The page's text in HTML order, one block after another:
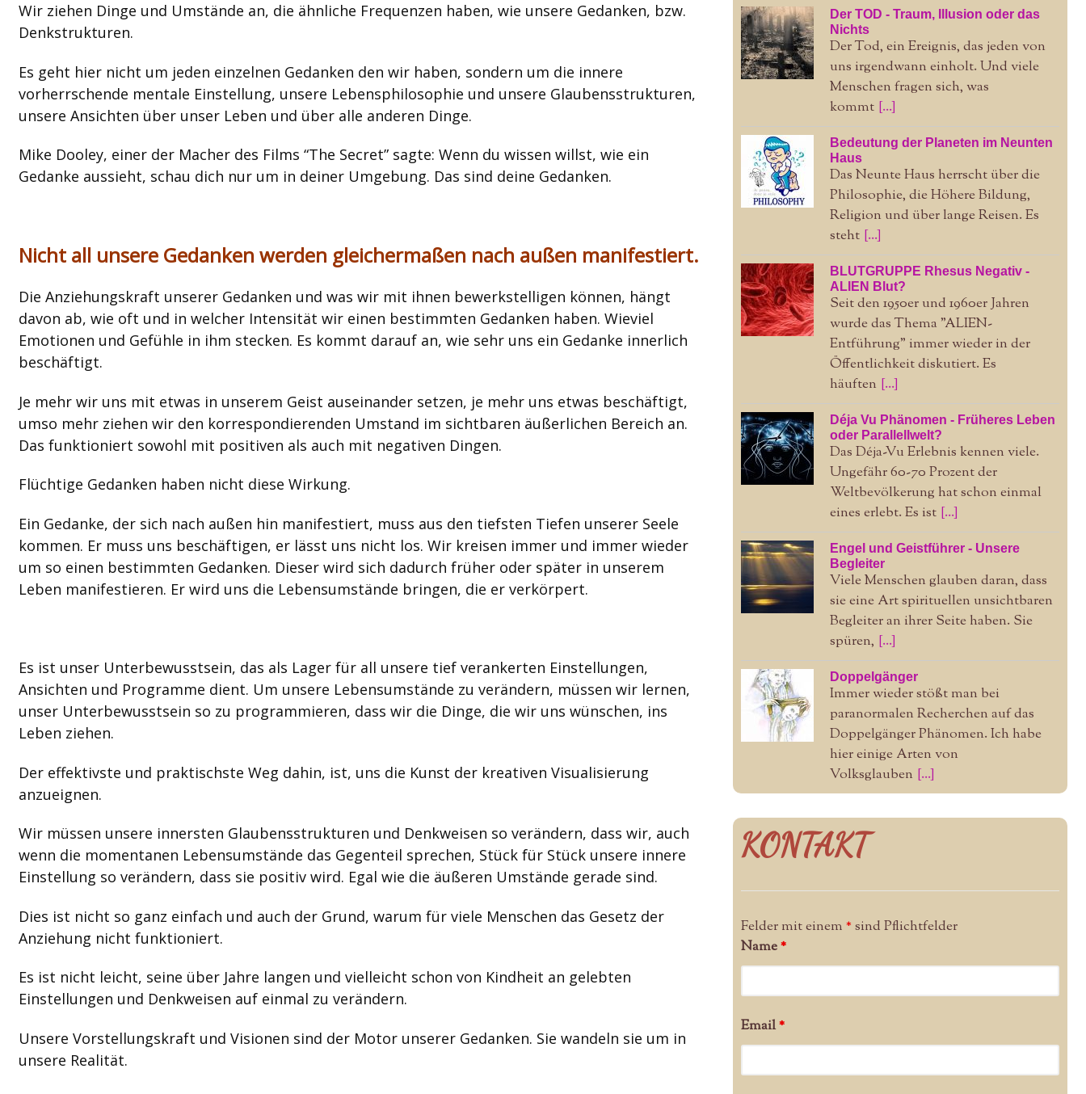
Wir ziehen Dinge und Umstände an, die ähnliche Frequenzen haben, wie unsere Gedanken, bzw.
Denkstrukturen.
Es geht hier nicht um jeden einzelnen Gedanken den wir haben, sondern um die innere
vorherrschende mentale Einstellung, unsere Lebensphilosophie und unsere Glaubensstrukturen,
unsere Ansichten über unser Leben und über alle anderen Dinge.
Mike Dooley, einer der Macher des Films “The Secret” sagte: Wenn du wissen willst, wie ein
Gedanke aussieht, schau dich nur um in deiner Umgebung. Das sind deine Gedanken.
Nicht all unsere Gedanken werden gleichermaßen nach außen manifestiert.
Die Anziehungskraft unserer Gedanken und was wir mit ihnen bewerkstelligen können, hängt
davon ab, wie oft und in welcher Intensität wir einen bestimmten Gedanken haben. Wieviel
Emotionen und Gefühle in ihm stecken. Es kommt darauf an, wie sehr uns ein Gedanke innerlich
beschäftigt.
Je mehr wir uns mit etwas in unserem Geist auseinander setzen, je mehr uns etwas beschäftigt,
umso mehr ziehen wir den korrespondierenden Umstand im sichtbaren äußerlichen Bereich an.
Das funktioniert sowohl mit positiven als auch mit negativen Dingen.
Flüchtige Gedanken haben nicht diese Wirkung.
Ein Gedanke, der sich nach außen hin manifestiert, muss aus den tiefsten Tiefen unserer Seele
kommen. Er muss uns beschäftigen, er lässt uns nicht los. Wir kreisen immer und immer wieder
um so einen bestimmten Gedanken. Dieser wird sich dadurch früher oder später in unserem
Leben manifestieren. Er wird uns die Lebensumstände bringen, die er verkörpert.
Es ist unser Unterbewusstsein, das als Lager für all unsere tief verankerten Einstellungen,
Ansichten und Programme dient. Um unsere Lebensumstände zu verändern, müssen wir lernen,
unser Unterbewusstsein so zu programmieren, dass wir die Dinge, die wir uns wünschen, ins
Leben ziehen.
Der effektivste und praktischste Weg dahin, ist, uns die Kunst der kreativen Visualisierung
anzueignen.
Wir müssen unsere innersten Glaubensstrukturen und Denkweisen so verändern, dass wir, auch
wenn die momentanen Lebensumstände das Gegenteil sprechen, Stück für Stück unsere innere
Einstellung so verändern, dass sie positiv wird. Egal wie die äußeren Umstände gerade sind.
Dies ist nicht so ganz einfach und auch der Grund, warum für viele Menschen das Gesetz der
Anziehung nicht funktioniert.
Es ist nicht leicht, seine über Jahre langen und vielleicht schon von Kindheit an gelebten
Einstellungen und Denkweisen auf einmal zu verändern.
Unsere Vorstellungskraft und Visionen sind der Motor unserer Gedanken. Sie wandeln sie um in
unsere Realität.
Der TOD - Traum, Illusion oder das
Nichts
Der Tod, ein Ereignis, das jeden von
uns irgendwann einholt. Und viele
Menschen fragen sich, was
kommt [...]
Bedeutung der Planeten im Neunten
Haus
Das Neunte Haus herrscht über die
Philosophie, die Höhere Bildung,
Religion und über lange Reisen. Es
steht [...]
BLUTGRUPPE Rhesus Negativ -
ALIEN Blut?
Seit den 1950er und 1960er Jahren
wurde das Thema "ALIEN-
Entführung" immer wieder in der
Öffentlichkeit diskutiert. Es
häuften [...]
Déja Vu Phänomen - Früheres Leben
oder Parallellwelt?
Das Déja-Vu Erlebnis kennen viele.
Ungefähr 60-70 Prozent der
Weltbevölkerung hat schon einmal
eines erlebt. Es ist [...]
Engel und Geistführer - Unsere
Begleiter
Viele Menschen glauben daran, dass
sie eine Art spirituellen unsichtbaren
Begleiter an ihrer Seite haben. Sie
spüren, [...]
Doppelgänger
Immer wieder stößt man bei
paranormalen Recherchen auf das
Doppelgänger Phänomen. Ich habe
hier einige Arten von
Volksglauben [...]
KONTAKT
Felder mit einem * sind Pflichtfelder
Name*
Email*